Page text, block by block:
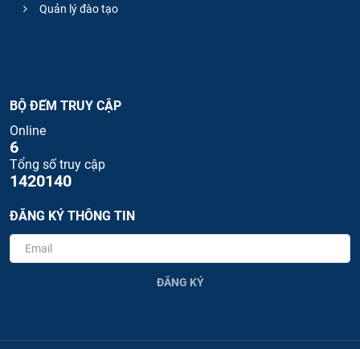
Quản lý đào tạo
BỘ ĐẾM TRUY CẬP
Online
6
Tổng số truy cập
1420140
ĐĂNG KÝ THÔNG TIN
ĐĂNG KÝ